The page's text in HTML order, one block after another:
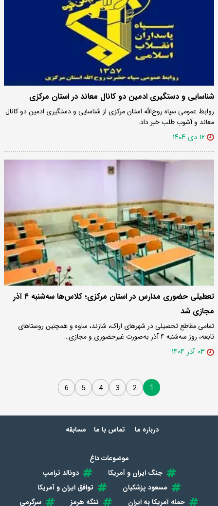
شناسایی و دستگیری ادمین دو کانال معاند در استان مرکزی
روابط عمومی سپاه روح‌الله استان مرکزی از شناسایی و دستگیری ادمین دو کانال
معاند و آشوب طلب خبر داد.
۱۲ دی ۱۴۰۴
تعطیلی حضوری مدارس در استان مرکزی؛ کلاس‌ها سه‌شنبه ۴ آذر
مجازی شد
تمامی مقاطع تحصیلی در شهرهای اراک، شازند، ساوه و همچنین روستاهای
تابعه، روز سه‌شنبه ۴ آذر به‌صورت غیرحضوری و مجازی…
۰۳ آذر ۱۴۰۴
1
2
3
4
5
6
درباره ما تماس با ما مسابقه
موضوعات داغ
جنگ ایران و آمریکا
دونالد ترامپ
مسعود پزشکیان
توافق ایران و آمریکا
حمله آمریکا به ایران
تنگه هرمز سرگرمی